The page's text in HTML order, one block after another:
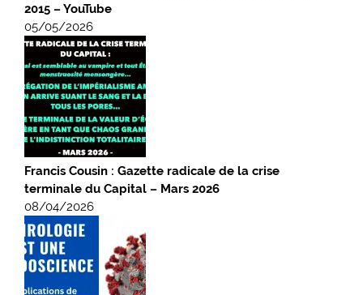
2015 – YouTube
05/05/2026
Francis Cousin : Gazette radicale de la crise
terminale du Capital – Mars 2026
08/04/2026